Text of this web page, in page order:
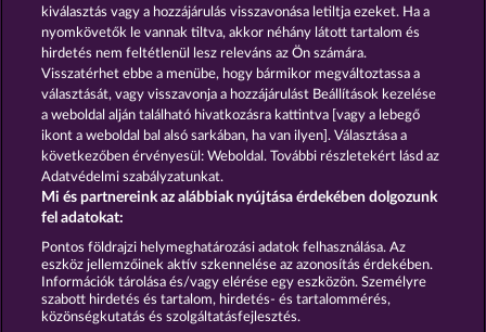
THE WARLOCKS BOOK THE BLACK BOOK OF PIRATES
Részvételi feltételek
Adatkezelési tájékoztató Impresszum
A cég GYIK Partnerprogram Facebook
kiválasztás vagy a hozzájárulás visszavonása letiltja ezeket. Ha a
nyomkövetők le vannak tiltva, akkor néhány látott tartalom és
hirdetés nem feltétlenül lesz releváns az Ön számára.
Visszatérhet ebbe a menübe, hogy bármikor megváltoztassa a
választását, vagy visszavonja a hozzájárulást Beállítások kezelése
a weboldal alján található hivatkozásra kattintva [vagy a lebegő
ikont a weboldal bal alsó sarkában, ha van ilyen]. Választása a
következőben érvényesül: Weboldal. További részletekért lásd az
Adatvédelmi szabályzatunkat.
Mi és partnereink az alábbiak nyújtása érdekében dolgozunk
fel adatokat:
Pontos földrajzi helymeghatározási adatok felhasználása. Az
eszköz jellemzőinek aktív szkennelése az azonosítás érdekében.
Információk tárolása és/vagy elérése egy eszközön. Személyre
szabott hirdetés és tartalom, hirdetés- és tartalommérés,
közönségkutatás és szolgáltatásfejlesztés.